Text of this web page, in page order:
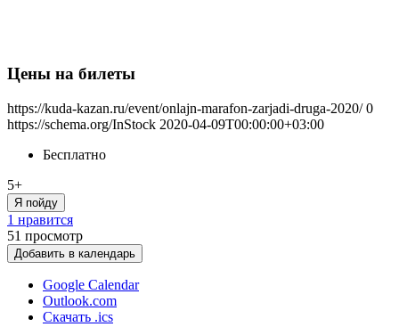
Цены на билеты
https://kuda-kazan.ru/event/onlajn-marafon-zarjadi-druga-2020/ 0
https://schema.org/InStock 2020-04-09T00:00:00+03:00
Бесплатно
5+
Я пойду
1 нравится
51 просмотр
Добавить в календарь
Google Calendar
Outlook.com
Скачать .ics